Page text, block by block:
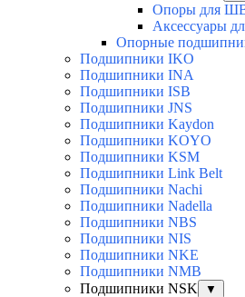
Опоры для
Аксессуары
Опорные
Подшипники IKO
Подшипники INA
Подшипники ISB
Подшипники JNS
Подшипники Kaydon
Подшипники KOYO
Подшипники KSM
Подшипники Link Belt
Подшипники Nachi
Подшипники Nadella
Подшипники NBS
Подшипники NIS
Подшипники NKE
Подшипники NMB
Подшипники NSK
▼